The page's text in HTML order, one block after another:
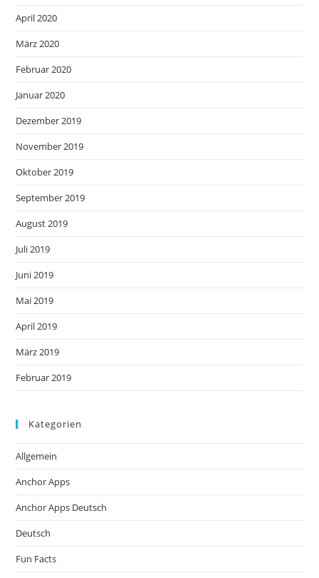
April 2020
März 2020
Februar 2020
Januar 2020
Dezember 2019
November 2019
Oktober 2019
September 2019
August 2019
Juli 2019
Juni 2019
Mai 2019
April 2019
März 2019
Februar 2019
Kategorien
Allgemein
Anchor Apps
Anchor Apps Deutsch
Deutsch
Fun Facts